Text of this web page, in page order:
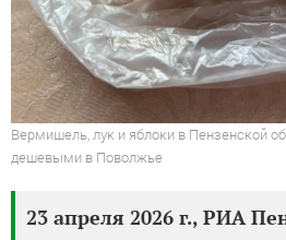
Вермишель, лук и яблоки в Пензенской
дешевыми в Поволжье
23 апреля 2026 г., РИА